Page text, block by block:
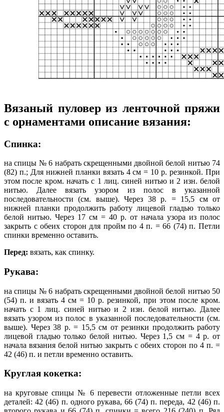
Вязаный пуловер из ленточной пряжи
с орнаментами описание вязания:
Спинка:
на спицы № 6 набрать скрещенными двойной белой нитью 74
(82) п.; Для нижней планки вязать 4 см = 10 р. резинкой. При
этом после кром. начать с 1 лиц. синей нитью и 2 изн. белой
нитью. Далее вязать узором из полос в указанной
последовательности (см. выше). Через 38 р. = 15,5 см от
нижней планки продолжить работу лицевой гладью только
белой нитью. Через 17 см = 40 р. от начала узора из полос
закрыть с обеих сторон для пройм по 4 п. = 66 (74) п. Петли
спинки временно оставить.
Перед: вязать, как спинку.
Рукава:
на спицы № 6 набрать скрещенными двойной белой нитью 50
(54) п. и вязать 4 см = 10 р. резинкой, при этом после кром.
начать с 1 лиц. синей нитью и 2 изн. белой нитью. Далее
вязать узором из полос в указанной последовательности (см.
выше). Через 38 р. = 15,5 см от резинки продолжить работу
лицевой гладью только белой нитью. Через 1,5 см = 4 р. от
начала вязания белой нитью закрыть с обеих сторон по 4 п. =
42 (46) п. и петли временно оставить.
Круглая кокетка:
на круговые спицы № 6 перевести отложенные петли всех
деталей: 42 (46) п. одного рукава, 66 (74) п. переда, 42 (46) п.